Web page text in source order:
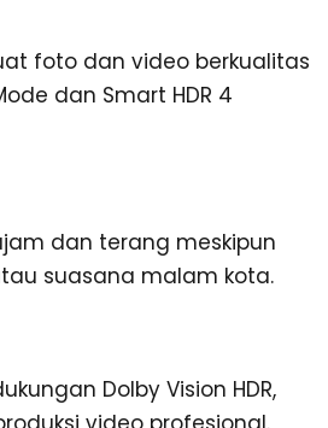
foto dan video berkualitas
dan Smart HDR 4
dan terang meskipun
suasana malam kota.
Dolby Vision HDR,